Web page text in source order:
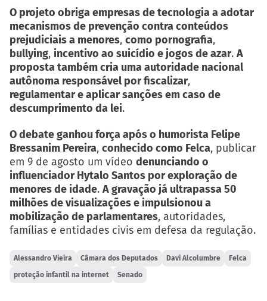
O projeto obriga empresas de tecnologia a adotar
mecanismos de prevenção contra conteúdos
prejudiciais a menores, como pornografia,
bullying, incentivo ao suicídio e jogos de azar. A
proposta também cria uma autoridade nacional
autônoma responsável por fiscalizar,
regulamentar e aplicar sanções em caso de
descumprimento da lei.
O debate ganhou força após o humorista Felipe
Bressanim Pereira, conhecido como Felca, publicar
em 9 de agosto um vídeo denunciando o
influenciador Hytalo Santos por exploração de
menores de idade. A gravação já ultrapassa 50
milhões de visualizações e impulsionou a
mobilização de parlamentares, autoridades,
famílias e entidades civis em defesa da regulação.
Alessandro Vieira Câmara dos Deputados Davi Alcolumbre Felca
proteção infantil na internet Senado